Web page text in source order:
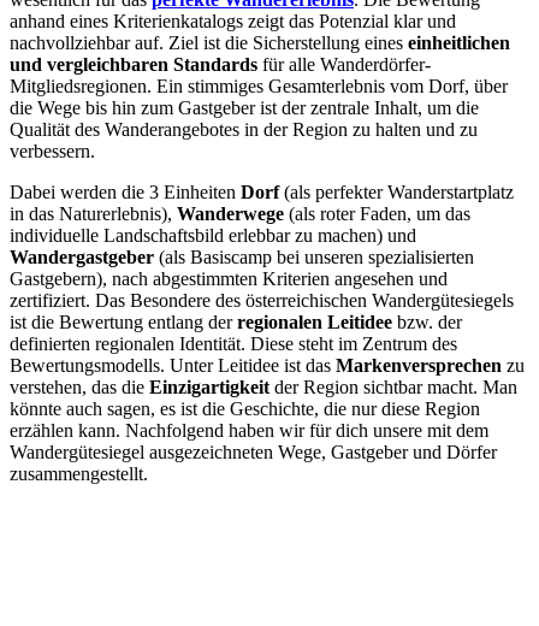
anhand eines Kriterienkatalogs zeigt das Potenzial klar und
nachvollziehbar auf. Ziel ist die Sicherstellung eines einheitlichen
und vergleichbaren Standards für alle Wanderdörfer-
Mitgliedsregionen. Ein stimmiges Gesamterlebnis vom Dorf, über
die Wege bis hin zum Gastgeber ist der zentrale Inhalt, um die
Qualität des Wanderangebotes in der Region zu halten und zu
verbessern.
Dabei werden die 3 Einheiten Dorf(als perfekter Wanderstartplatz
in das Naturerlebnis), Wanderwege (als roter Faden, um das
individuelle Landschaftsbild erlebbar zu machen) und
Wandergastgeber (als Basiscamp bei unseren spezialisierten
Gastgebern), nach abgestimmten Kriterien angesehen und
zertifiziert. Das Besondere des österreichischen Wandergütesiegels
ist die Bewertung entlang derregionalen Leitidee bzw. der
definierten regionalen Identität. Diese steht im Zentrum des
Bewertungsmodells. Unter Leitidee ist das Markenversprechen zu
verstehen, das die Einzigartigkeit der Region sichtbar macht. Man
könnte auch sagen, es ist die Geschichte, die nur diese Region
erzählen kann. Nachfolgend haben wir für dich unsere mit dem
Wandergütesiegel ausgezeichneten Wege, Gastgeber und Dörfer
zusammengestellt.